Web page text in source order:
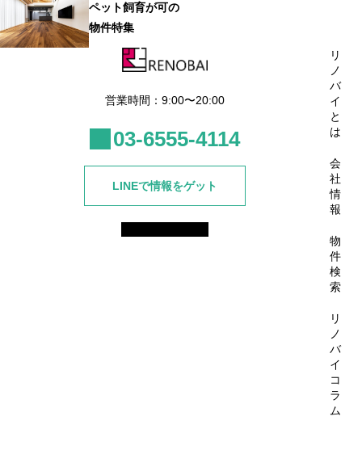
ペット飼育が可の
物件特集
営業時間：9:00〜20:00
03-6555-4114
LINEで情報をゲット
リ
ノ
バ
イ
と
は
会
社
情
報
物
件
検
索
リ
ノ
バ
イ
コ
ラ
ム